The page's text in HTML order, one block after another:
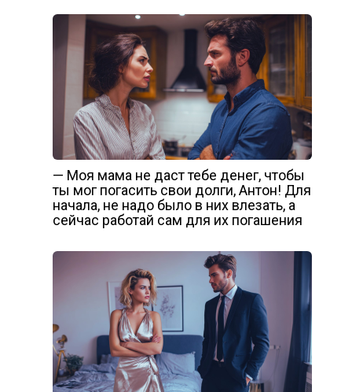
— Моя мама не даст тебе денег, чтобы
ты мог погасить свои долги, Антон! Для
начала, не надо было в них влезать, а
сейчас работай сам для их погашения